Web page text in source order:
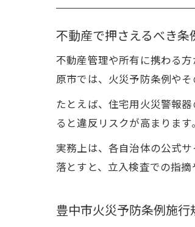
不動産で押さえるべき条
不動産管理や所有に携わる
原市では、火災予防条例や
たとえば、住宅用火災警報
ると違反リスクが高まりま
実務上は、各自治体の公式
落とすと、立入検査での指
豊中市火災予防条例施